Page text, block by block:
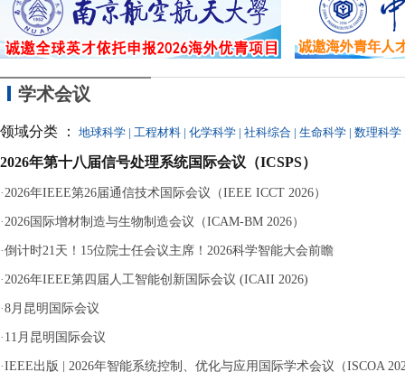
学术会议
领域分类 ： 地球科学 | 工程材料 | 化学科学 | 社科综合 | 生命科学 | 数理科学
2026年第十八届信号处理系统国际会议（ICSPS）
·2026年IEEE第26届通信技术国际会议（IEEE ICCT 2026）
·2026国际增材制造与生物制造会议（ICAM-BM 2026）
·倒计时21天！15位院士任会议主席！2026科学智能大会前瞻
·2026年IEEE第四届人工智能创新国际会议 (ICAII 2026)
·8月昆明国际会议
· 11月昆明国际会议
·IEEE出版 | 2026年智能系统控制、优化与应用国际学术会议（ISCOA